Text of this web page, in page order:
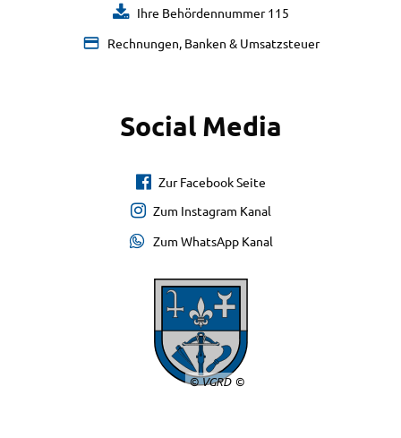
Ihre Behördennummer 115
Rechnungen, Banken & Umsatzsteuer
Social Media
Zur Facebook Seite
Zum Instagram Kanal
Zum WhatsApp Kanal
© VGRD